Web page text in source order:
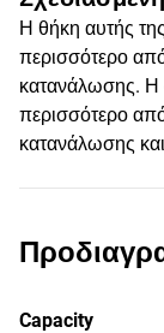
Η θήκη αυτής
περισσότερο
κατανάλωσης. Η
περισσότερο
κατανάλωσης
Capacity